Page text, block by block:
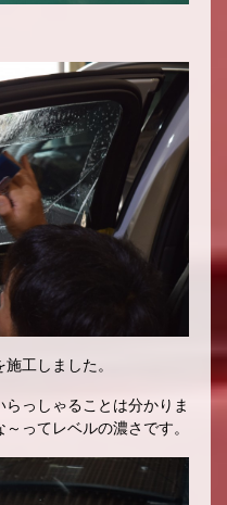
施工しました。
っしゃることは分かりま
ってレベルの濃さです。